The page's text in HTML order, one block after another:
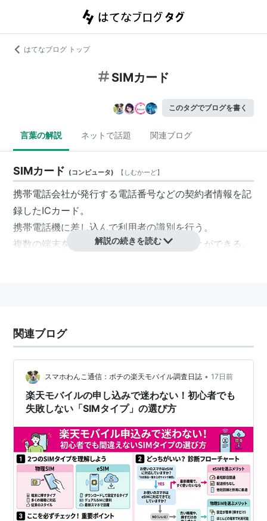
はてなブログ トップ
SIMカード
このタグでブログを書く
言葉の解説 ネットで話題 関連ブログ
SIMカード (コンピュータ) 【 しむかーど】
携帯電話会社が発行する電話番号などの契約者情報を記
録したICカード。
携帯電話機に差し込んで利用者の識別を行う。
複数の端末を同じ契約者扱いで利用することができる。
日本では2005年頃からSIMカードが採用され始め、
NTTドコモでは、「ドコモUIMカード」、KDDIでは
「au ICカード」、ソフトバンク（旧ボーダフォン）で
はUSIMカードと呼ぶ。
SIMカード譲渡禁止
2008年12月1日からSIMカード譲渡禁止を盛り込んだ改
正携帯電話不正利用防止法が施行。
他人名義のカードの譲渡・譲り受けは、50万円以下の
罰金、事業として行えば2年以下の懲役、300万円以下
の罰金。
レンタル業者に本人確認の資料保存も義務義務付け。
解説の続きを読む
関連ブログ
スマホわんこ通信：ポチの楽天モバイル調査日誌 • 17日前
楽天モバイルの申し込みで迷わない！初心者でも
失敗しない「SIMタイプ」の選び方